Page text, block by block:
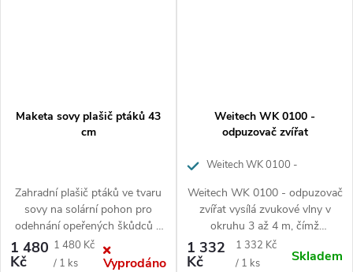
Maketa sovy plašič ptáků 43
cm
Zahradní plašič ptáků ve tvaru
sovy na solární pohon pro
odehnání opeřených škůdců a
hlodavců. Vydává reailisticý
křik, rotuje hlavou a svítí očima.
1 480
Kč
Měrná
cena:
1 480 Kč
/ 1 ks
Vyprodáno
Weitech WK 0100 -
odpuzovač zvířat
Weitech WK 0100 -
Weitech WK 0100 - odpuzovač
zvířat vysílá zvukové vlny v
okruhu 3 až 4 m, čímž
nechtěným zvířatům
znepříjemňuje pobyt v
1 332
Kč
Měrná
cena:
1 332 Kč
/ 1 ks
Skladem